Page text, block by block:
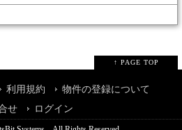
↑ PAGE TOP
利用規約
物件の登録について
せ
ログイン